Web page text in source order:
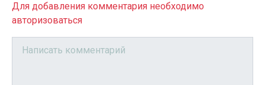
Для добавления комментария необходимо
авторизоваться